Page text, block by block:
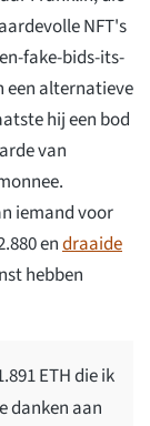
NFT's
fake-bids-its-
een alternatieve
hij een bod
van
iemand voor
endraaide
hebben
ETH die ik
danken aan